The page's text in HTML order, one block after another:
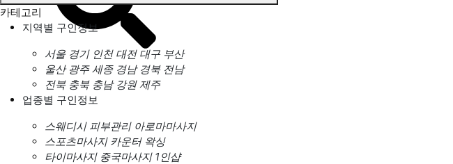
카테고리
지역별 구인정보
서울 경기 인천 대전 대구 부산
울산 광주 세종 경남 경북 전남
전북 충북 충남 강원 제주
업종별 구인정보
스웨디시 피부관리 아로마마사지
스포츠마사지 카운터 왁싱
타이마사지 중국마사지 1인샵